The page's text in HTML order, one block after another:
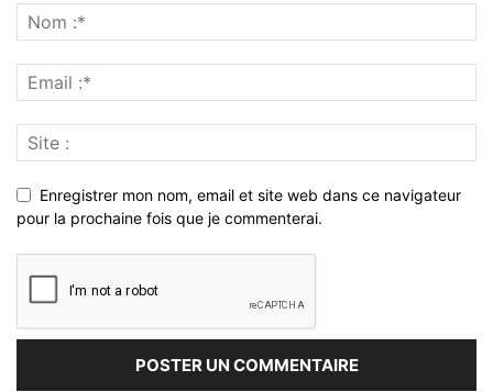
Enregistrer mon nom, email et site web dans ce navigateur
pour la prochaine fois que je commenterai.